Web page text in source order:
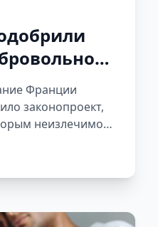
Франции
законопроект,
неизлечимо
помощь для
из жизни.